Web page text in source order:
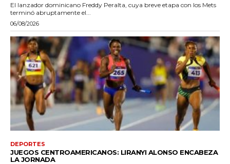
El lanzador dominicano Freddy Peralta, cuya breve etapa con los Mets
terminó abruptamente el...
06/08/2026
DEPORTES
JUEGOS CENTROAMERICANOS: LIRANYI ALONSO ENCABEZA
LA JORNADA